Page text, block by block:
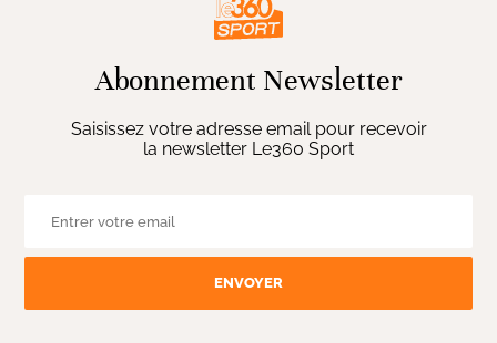
Abonnement Newsletter
Saisissez votre adresse email pour recevoir
la newsletter Le360 Sport
ENVOYER